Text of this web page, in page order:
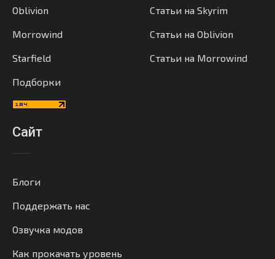
Oblivion
Morrowind
Starfield
Подборки
Статьи на Skyrim
Статьи на Oblivion
Статьи на Morrowind
Сайт
Блоги
Поддержать нас
Озвучка модов
Как прокачать уровень